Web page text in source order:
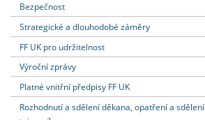
Dozvědět se více
Podat přihlášku
Dozvědět se více
Dozvědět se více
Dozvědět se více
Bezpečnost
Strategické a dlouhodobé záměry
FF UK pro udržitelnost
Výroční zprávy
Platné vnitřní předpisy FF UK
Rozhodnutí a sdělení děkana, opatření a sdělení